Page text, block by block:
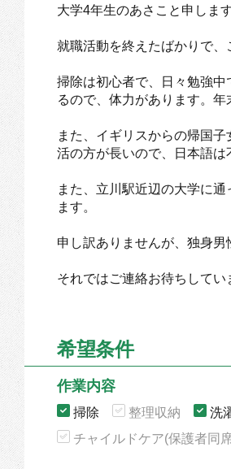
大学4年生のあさこと申します
就職活動を終えたばかりで、
掃除は初心者で、日々勉強
るので、体力があります。
また、イギリスからの帰国
活の方が長いので、日本語は
また、立川駅近辺の大学に
ます。
申し訳ありませんが、独身男
それではご連絡お待ちしてい
希望条件
作業内容
掃除 整理収納 洗
チャイルドケア(保護者同